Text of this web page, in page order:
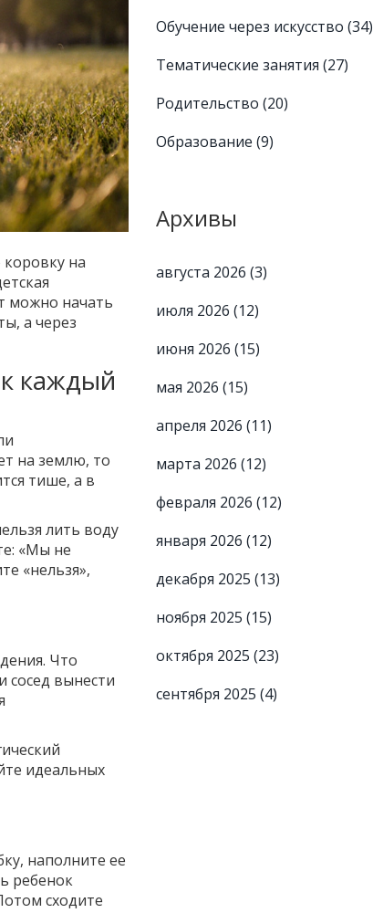
на
можно начать
а через
каждый
на землю, то
тише, а в
лить воду
«Мы не
«нельзя»,
Что
сосед вынести
идеальных
наполните ее
ребенок
сходите
Обучение через искусство (34)
Тематические занятия (27)
Родительство (20)
Образование (9)
Архивы
августа 2026 (3)
июля 2026 (12)
июня 2026 (15)
мая 2026 (15)
апреля 2026 (11)
марта 2026 (12)
февраля 2026 (12)
января 2026 (12)
декабря 2025 (13)
ноября 2025 (15)
октября 2025 (23)
сентября 2025 (4)